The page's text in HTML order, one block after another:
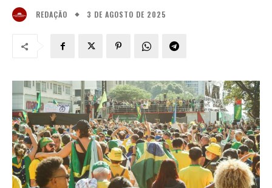
REDAÇÃO 3 DE AGOSTO DE 2025